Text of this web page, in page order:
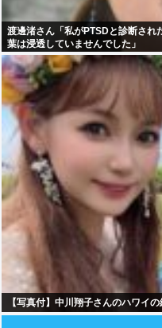
渡邊渚さん「私がPTSDと診断され
葉は浸透していませんでした」
【写真付】中川翔子さんのハワイ